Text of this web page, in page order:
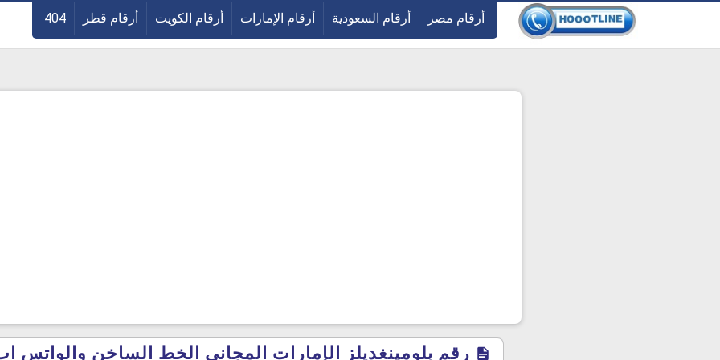
أرقام مصر أرقام السعودية أرقام الإمارات أرقام الكويت أرقام قطر 404
رقم بلومينغديلز الإمارات المجانى الخط الساخن والواتس اب